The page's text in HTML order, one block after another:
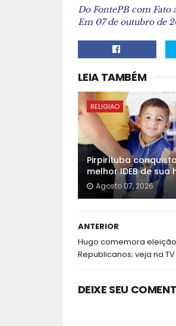
Do FontePB com Fato
Em 07 de outubro de
LEIA TAMBÉM
RELIGIAO
Pirpirituba
melhor IDEB de sua
Agosto 07, 2026
ANTERIOR
Hugo comemora
Republicanos; veja na TV
DEIXE SEU